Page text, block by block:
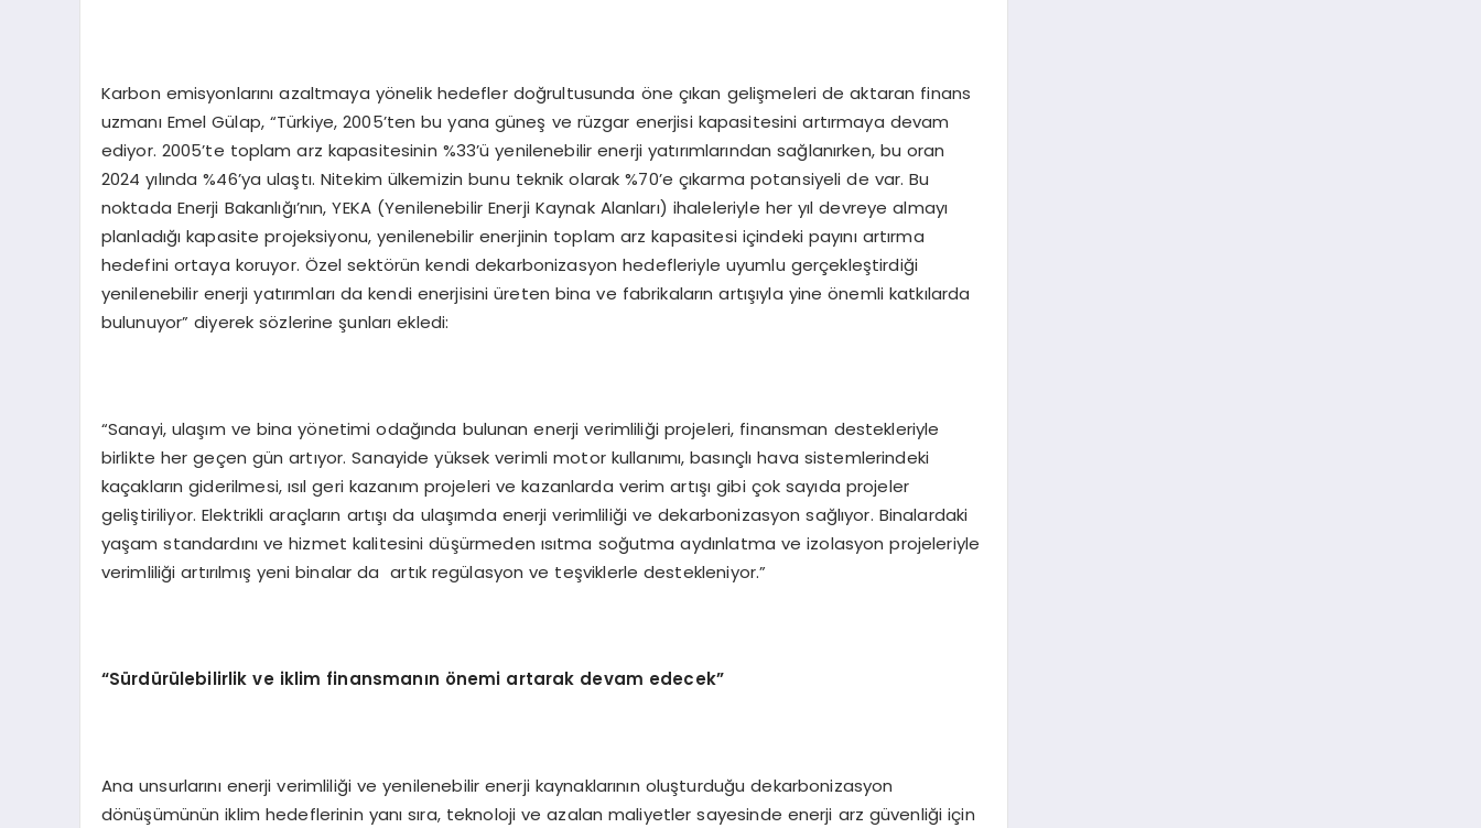
Karbon emisyonlarını azaltmaya yönelik hedefler doğrultusunda öne çıkan gelişmeleri de aktaran finans
uzmanı Emel Gülap, “Türkiye, 2005’ten bu yana güneş ve rüzgar enerjisi kapasitesini artırmaya devam
ediyor. 2005’te toplam arz kapasitesinin %33’ü yenilenebilir enerji yatırımlarından sağlanırken, bu oran
2024 yılında %46’ya ulaştı. Nitekim ülkemizin bunu teknik olarak %70’e çıkarma potansiyeli de var. Bu
noktada Enerji Bakanlığı’nın, YEKA (Yenilenebilir Enerji Kaynak Alanları) ihaleleriyle her yıl devreye almayı
planladığı kapasite projeksiyonu, yenilenebilir enerjinin toplam arz kapasitesi içindeki payını artırma
hedefini ortaya koruyor. Özel sektörün kendi dekarbonizasyon hedefleriyle uyumlu gerçekleştirdiği
yenilenebilir enerji yatırımları da kendi enerjisini üreten bina ve fabrikaların artışıyla yine önemli katkılarda
bulunuyor” diyerek sözlerine şunları ekledi:
“Sanayi, ulaşım ve bina yönetimi odağında bulunan enerji verimliliği projeleri, finansman destekleriyle
birlikte her geçen gün artıyor. Sanayide yüksek verimli motor kullanımı, basınçlı hava sistemlerindeki
kaçakların giderilmesi, ısıl geri kazanım projeleri ve kazanlarda verim artışı gibi çok sayıda projeler
geliştiriliyor. Elektrikli araçların artışı da ulaşımda enerji verimliliği ve dekarbonizasyon sağlıyor. Binalardaki
yaşam standardını ve hizmet kalitesini düşürmeden ısıtma soğutma aydınlatma ve izolasyon projeleriyle
verimliliği artırılmış yeni binalar da artık regülasyon ve teşviklerle destekleniyor.”
“Sürdürülebilirlik ve iklim finansmanın önemi artarak devam edecek”
Ana unsurlarını enerji verimliliği ve yenilenebilir enerji kaynaklarının oluşturduğu dekarbonizasyon
dönüşümünün iklim hedeflerinin yanı sıra, teknoloji ve azalan maliyetler sayesinde enerji arz güvenliği için